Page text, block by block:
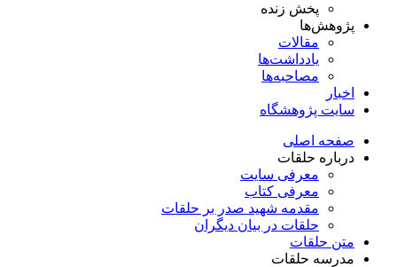
پخش زنده
پژوهش‌ها
مقالات
یادداشت‌ها
مصاحبه‌ها
اخبار
سایت پژوهشگاه
صفحه اصلی
درباره حلقات
معرفی سایت
معرفی کتاب
مقدمه شهید صدر بر حلقات
حلقات در بیان دیگران
متن حلقات
مدرسه حلقات